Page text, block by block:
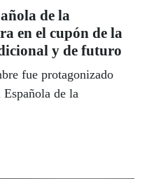
de la
en el cupón de la
y de futuro
fue protagonizado
de la